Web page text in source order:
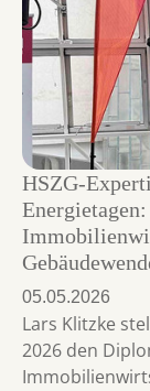
HSZG-
05.05.2026
Lars Klitzke
2026 den